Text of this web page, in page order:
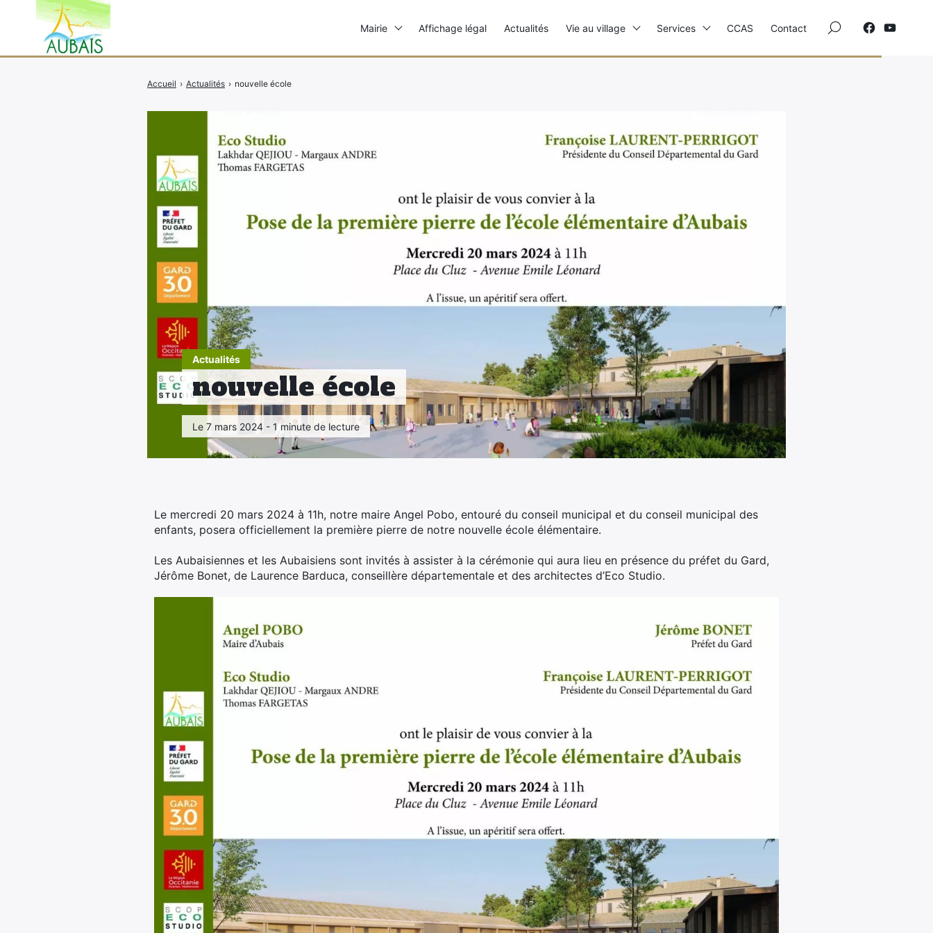
Actualités
nouvelle école
Le 7 mars 2024 - 1 minute de lecture
Accueil › Actualités › nouvelle école
Le mercredi 20 mars 2024 à 11h, notre maire Angel Pobo, entouré du conseil municipal et du conseil municipal des
enfants, posera officiellement la première pierre de notre nouvelle école élémentaire.
Les Aubaisiennes et les Aubaisiens sont invités à assister à la cérémonie qui aura lieu en présence du préfet du Gard,
Jérôme Bonet, de Laurence Barduca, conseillère départementale et des architectes d’Eco Studio.
Mairie Affichage légal Actualités Vie au village Services
Etat Civil
Autres Démarches
CCAS Contact
×